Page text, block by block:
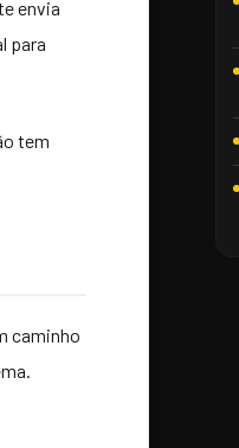
envia
para
tem
caminho